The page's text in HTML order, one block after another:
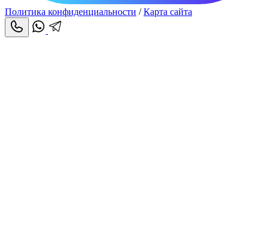
Политика конфиденциальности /Карта сайта